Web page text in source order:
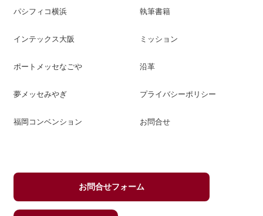
パシフィコ横浜
インテックス大阪
ポートメッセなごや
夢メッセみやぎ
福岡コンベンション
執筆書籍
ミッション
沿革
プライバシーポリシー
お問合せ
お問合せフォーム